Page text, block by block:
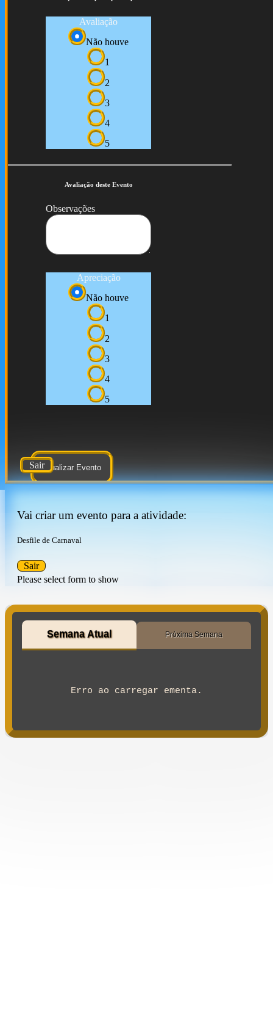
Avaliação
Não houve
1
2
3
4
5
Avaliação deste Evento
Observações
Apreciação
Não houve
1
2
3
4
5
Atualizar Evento
Sair
Vai criar um evento para a atividade:
Desfile de Carnaval
Please select form to show
Sair
Semana Atual Próxima Semana
Erro ao carregar ementa.